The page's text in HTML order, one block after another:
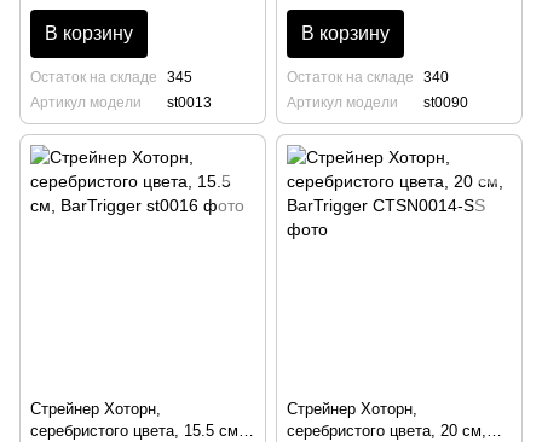
В корзину
Остаток на складе
345
Артикул модели
st0013
В корзину
Остаток на складе
340
Артикул модели
st0090
Стрейнер Хоторн,
серебристого цвета, 15.5 см,
Стрейнер Хоторн,
серебристого цвета, 20 см,